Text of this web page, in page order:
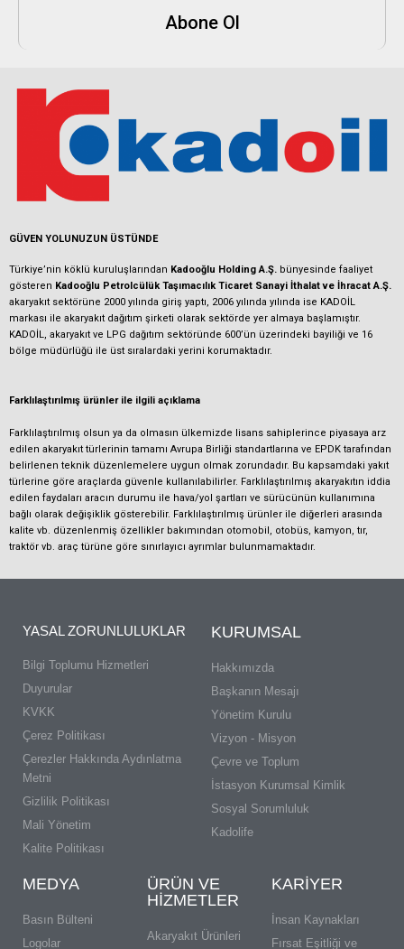
Abone Ol
GÜVEN YOLUNUZUN ÜSTÜNDE
Türkiye’nin köklü kuruluşlarından Kadooğlu Holding A.Ş. bünyesinde faaliyet
gösteren Kadooğlu Petrolcülük Taşımacılık Ticaret Sanayi İthalat ve İhracat A.Ş.
akaryakıt sektörüne 2000 yılında giriş yaptı, 2006 yılında yılında ise KADOİL
markası ile akaryakıt dağıtım şirketi olarak sektörde yer almaya başlamıştır.
KADOİL, akaryakıt ve LPG dağıtım sektöründe 600’ün üzerindeki bayiliği ve 16
bölge müdürlüğü ile üst sıralardaki yerini korumaktadır.
Farklılaştırılmış ürünler ile ilgili açıklama
Farklılaştırılmış olsun ya da olmasın ülkemizde lisans sahiplerince piyasaya arz
edilen akaryakıt türlerinin tamamı Avrupa Birliği standartlarına ve EPDK tarafından
belirlenen teknik düzenlemelere uygun olmak zorundadır. Bu kapsamdaki yakıt
türlerine göre araçlarda güvenle kullanılabilirler. Farklılaştırılmış akaryakıtın iddia
edilen faydaları aracın durumu ile hava/yol şartları ve sürücünün kullanımına
bağlı olarak değişiklik gösterebilir. Farklılaştırılmış ürünler ile diğerleri arasında
kalite vb. düzenlenmiş özellikler bakımından otomobil, otobüs, kamyon, tır,
traktör vb. araç türüne göre sınırlayıcı ayrımlar bulunmamaktadır.
YASAL ZORUNLULUKLAR
Bilgi Toplumu Hizmetleri
Duyurular
KVKK
Çerez Politikası
Çerezler Hakkında Aydınlatma
Metni
Gizlilik Politikası
Mali Yönetim
Kalite Politikası
KURUMSAL
Hakkımızda
Başkanın Mesajı
Yönetim Kurulu
Vizyon - Misyon
Çevre ve Toplum
İstasyon Kurumsal Kimlik
Sosyal Sorumluluk
Kadolife
MEDYA
Basın Bülteni
Logolar
ÜRÜN VE
HIZMETLER
Akaryakıt Ürünleri
KARIYER
İnsan Kaynakları
Fırsat Eşitliği ve